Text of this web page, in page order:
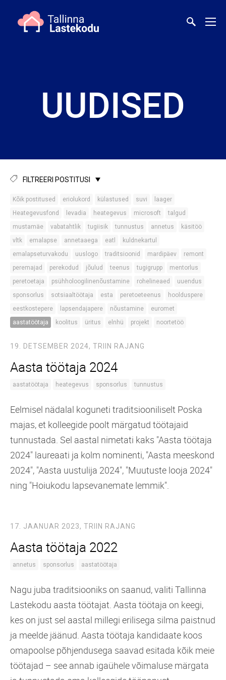
UUDISED
FILTREERI POSTITUSI
Kõik postitused eriolukord külastused suvi
laager
Heategevusfond
levadia heategevus microsoft
talgud
mustamäe
vabatahtlik tugiisik tunnustus annetus
käsitöö
vltk
emalapse annetaaega eatl
kuldnekartul
emalapseturvakodu
uuslogo traditsioonid mardipäev
remont
peremajad
perekodud jõulud teenus tugigrupp
mentorlus
peretoetaja
psühholoogilinenõustamine rohelineaed
uuendus
sponsorlus
sotsiaaltöötaja esta peretoeteenus
hoolduspere
eestkostepere
lapsendajapere nõustamine
euromet
aastatöötaja
koolitus üritus elnhü projekt noortetöö
19. DETSEMBER 2024, TRIIN RAJANG
Aasta töötaja 2024
aastatöötaja heategevus sponsorlus tunnustus
Eelmisel nädalal koguneti traditsiooniliselt Poska
majas, et kolleegide poolt märgatud töötajaid
tunnustada. Sel aastal nimetati kaks "Aasta töötaja
2024" laureaati ja kolm nominenti, "Aasta meeskond
2024", "Aasta uustulija 2024", "Muutuste looja 2024"
ning "Hoiukodu lapsevanemate lemmik".
17. JAANUAR 2023, TRIIN RAJANG
Aasta töötaja 2022
annetus sponsorlus aastatöötaja
Nagu juba traditsiooniks on saanud, valiti Tallinna
Lastekodu aasta töötajat. Aasta töötaja on keegi,
kes on just sel aastal millegi erilisega silma paistnud
ja meelde jäänud. Aasta töötaja kandidaate koos
omapoolse põhjendusega saavad esitada kõik meie
töötajad – see annab igaühele võimaluse märgata